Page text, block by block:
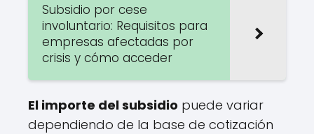
Subsidio por cese
involuntario: Requisitos para
empresas afectadas por
crisis y cómo acceder
El importe del subsidio puede variar
dependiendo de la base de cotización